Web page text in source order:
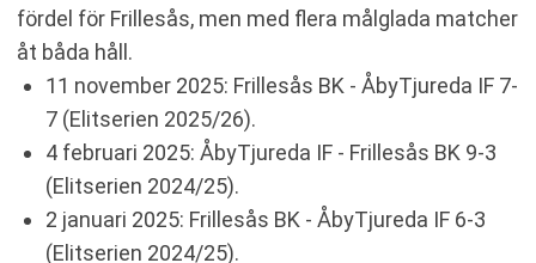
fördel för Frillesås, men med flera målglada matcher
åt båda håll.
11 november 2025: Frillesås BK - ÅbyTjureda IF 7-
7 (Elitserien 2025/26).
4 februari 2025: ÅbyTjureda IF - Frillesås BK 9-3
(Elitserien 2024/25).
2 januari 2025: Frillesås BK - ÅbyTjureda IF 6-3
(Elitserien 2024/25).